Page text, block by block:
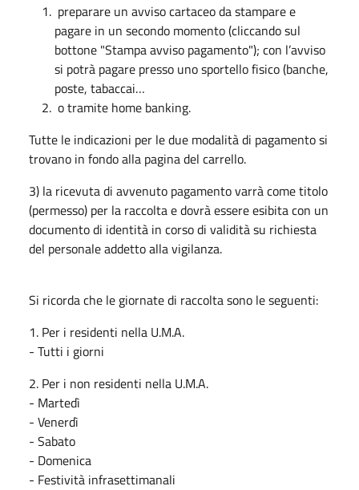
preparare un avviso cartaceo da stampare e
pagare in un secondo momento (cliccando sul
bottone "Stampa avviso pagamento"); con l’avviso
si potrà pagare presso uno sportello fisico (banche,
poste, tabaccai…
o tramite home banking.
Tutte le indicazioni per le due modalità di pagamento si
trovano in fondo alla pagina del carrello.
3) la ricevuta di avvenuto pagamento varrà come titolo
(permesso) per la raccolta e dovrà essere esibita con un
documento di identità in corso di validità su richiesta
del personale addetto alla vigilanza.
Si ricorda che le giornate di raccolta sono le seguenti:
1. Per i residenti nella U.M.A.
- Tutti i giorni
2. Per i non residenti nella U.M.A.
- Martedì
- Venerdì
- Sabato
- Domenica
- Festività infrasettimanali